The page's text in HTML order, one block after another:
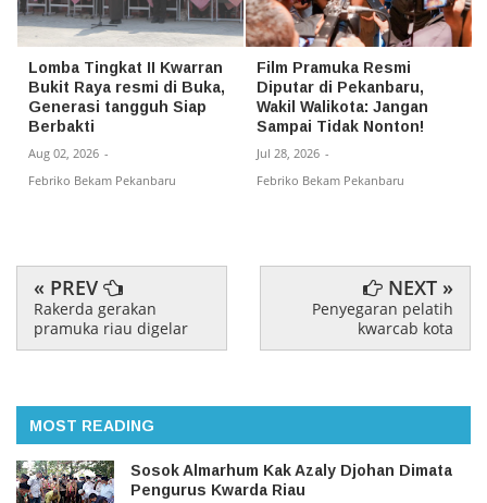
Lomba Tingkat II Kwarran
Bukit Raya resmi di Buka,
Generasi tangguh Siap
Berbakti
Aug 02, 2026 -
Febriko Bekam Pekanbaru
Film Pramuka Resmi
Diputar di Pekanbaru,
Wakil Walikota: Jangan
Sampai Tidak Nonton!
Jul 28, 2026 -
Febriko Bekam Pekanbaru
« PREV
Rakerda gerakan
pramuka riau digelar
NEXT »
Penyegaran pelatih
kwarcab kota
MOST READING
Sosok Almarhum Kak Azaly Djohan Dimata
Pengurus Kwarda Riau